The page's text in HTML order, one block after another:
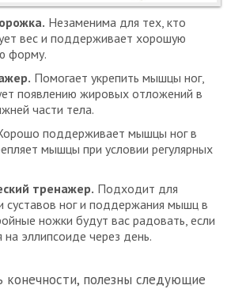
Незаменима для тех, кто
вес и поддерживает хорошую
форму.
Помогает укрепить мышцы ног,
появлению жировых отложений в
части тела.
поддерживает мышцы ног в
мышцы при условии регулярных
тренажер. Подходит для
суставов ног и поддержания мышц в
ножки будут вас радовать, если
на эллипсоиде через день.
конечности, полезны следующие